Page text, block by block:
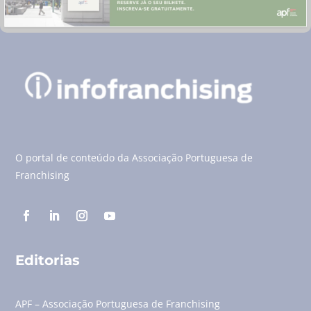
O portal de conteúdo da Associação Portuguesa de
Franchising
Editorias
APF – Associação Portuguesa de Franchising